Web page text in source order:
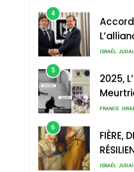
4
ISRAÉL
5
2025,
Rapport
FRANCE
6
FIÈRE,
ISRAÉL